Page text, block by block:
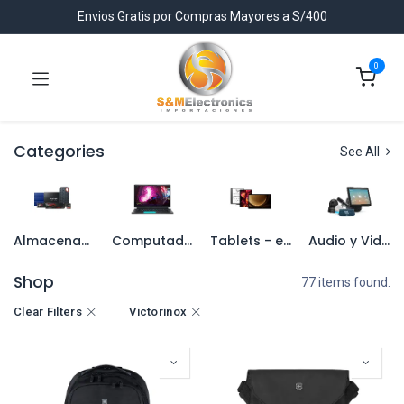
Envios Gratis por Compras Mayores a S/400
0
Categories See All
Almacenamiento Computadores Tablets - eReaders Audio y Video
Shop 77 items found.
Clear Filters Victorinox